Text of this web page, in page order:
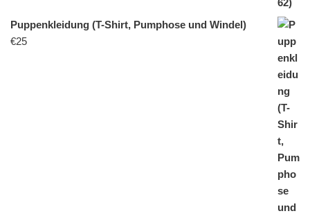
Puppenkleidung (T-Shirt, Pumphose und Windel)
€25